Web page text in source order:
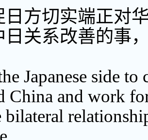
日方切实端正对
日关系改善的事
Japanese side
China and work
bilateral